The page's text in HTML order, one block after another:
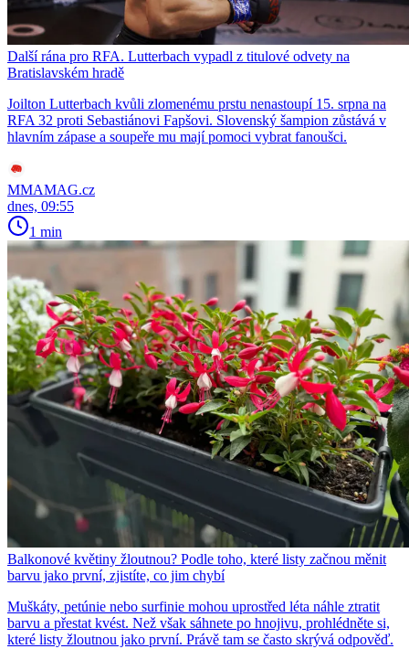
Další rána pro RFA. Lutterbach vypadl z titulové odvety na
Bratislavském hradě
Joilton Lutterbach kvůli zlomenému prstu nenastoupí 15. srpna na
RFA 32 proti Sebastiánovi Fapšovi. Slovenský šampion zůstává v
hlavním zápase a soupeře mu mají pomoci vybrat fanoušci.
MMAMAG.cz
dnes, 09:55
1 min
Balkonové květiny žloutnou? Podle toho, které listy začnou měnit
barvu jako první, zjistíte, co jim chybí
Muškáty, petúnie nebo surfinie mohou uprostřed léta náhle ztratit
barvu a přestat kvést. Než však sáhnete po hnojivu, prohlédněte si,
které listy žloutnou jako první. Právě tam se často skrývá odpověď.